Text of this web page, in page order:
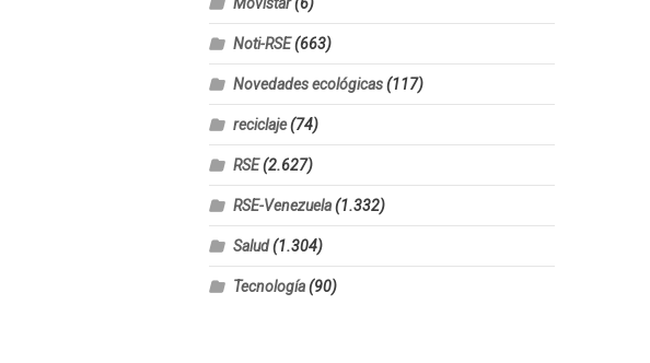
Noti-RSE(663)
Novedades ecológicas(117)
reciclaje(74)
RSE(2.627)
RSE-Venezuela(1.332)
Salud(1.304)
Tecnología(90)